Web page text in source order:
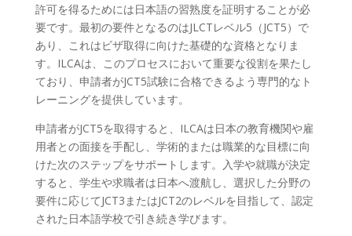
許可を得るためには日本語の習熟度を証明することが必
要です。最初の要件となるのはJLCTレベル5（JCT5）で
あり、これはビザ取得に向けた基礎的な資格となりま
す。ILCAは、このプロセスにおいて重要な役割を果たし
ており、申請者がJCT5試験に合格できるよう専門的なト
レーニングを提供しています。
申請者がJCT5を取得すると、ILCAは日本の教育機関や雇
用者との面接を手配し、学術的または職業的な目標に向
けた次のステップをサポートします。入学や就職が決定
すると、学生や求職者は日本へ渡航し、選択した分野の
要件に応じてJCT3またはJCT2のレベルを目指して、認定
された日本語学校で引き続き学びます。